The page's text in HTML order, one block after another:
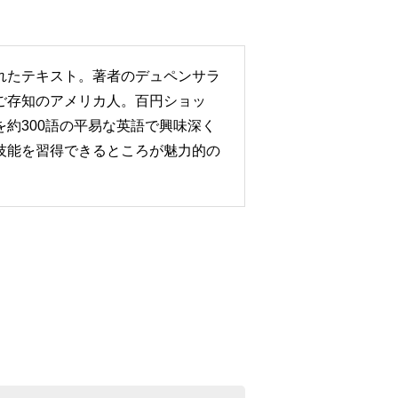
テキスト。著者のデュペンサラ
知のアメリカ人。百円ショッ
300語の平易な英語で興味深く
を習得できるところが魅力的の